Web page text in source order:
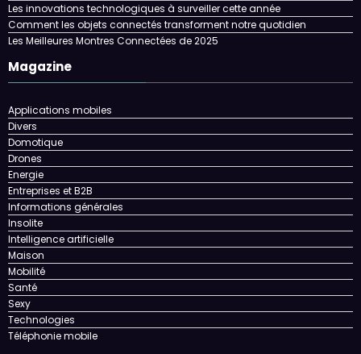
Les innovations technologiques à surveiller cette année
Comment les objets connectés transforment notre quotidien
Les Meilleures Montres Connectées de 2025
Magazine
Applications mobiles
Divers
Domotique
Drones
Energie
Entreprises et B2B
Informations générales
Insolite
Intelligence artificielle
Maison
Mobilité
Santé
Sexy
Technologies
Téléphonie mobile